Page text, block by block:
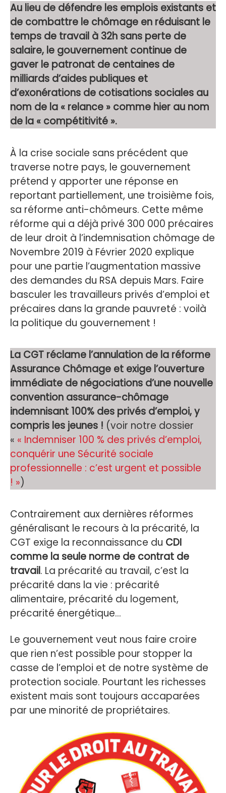
Au lieu de défendre les emplois existants et
de combattre le chômage en réduisant le
temps de travail à 32h sans perte de
salaire, le gouvernement continue de
gaver le patronat de centaines de
milliards d’aides publiques et
d’exonérations de cotisations sociales au
nom de la « relance » comme hier au nom
de la « compétitivité ».
À la crise sociale sans précédent que
traverse notre pays, le gouvernement
prétend y apporter une réponse en
reportant partiellement, une troisième fois,
sa réforme anti-chômeurs. Cette même
réforme qui a déjà privé 300 000 précaires
de leur droit à l’indemnisation chômage de
Novembre 2019 à Février 2020 explique
pour une partie l’augmentation massive
des demandes du RSA depuis Mars. Faire
basculer les travailleurs privés d’emploi et
précaires dans la grande pauvreté : voilà
la politique du gouvernement !
La CGT réclame l’annulation de la réforme
Assurance Chômage et exige l’ouverture
immédiate de négociations d’une nouvelle
convention assurance-chômage
indemnisant 100% des privés d’emploi, y
compris les jeunes ! (voir notre dossier
« « Indemniser 100 % des privés d’emploi,
conquérir une Sécurité sociale
professionnelle : c’est urgent et possible
! »)
Contrairement aux dernières réformes
généralisant le recours à la précarité, la
CGT exige la reconnaissance du CDI
comme la seule norme de contrat de
travail. La précarité au travail, c’est la
précarité dans la vie : précarité
alimentaire, précarité du logement,
précarité énergétique…
Le gouvernement veut nous faire croire
que rien n’est possible pour stopper la
casse de l’emploi et de notre système de
protection sociale. Pourtant les richesses
existent mais sont toujours accaparées
par une minorité de propriétaires.